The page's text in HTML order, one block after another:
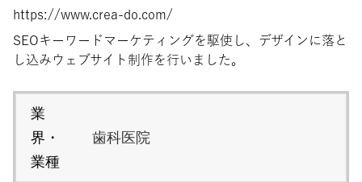
https://www.crea-do.com/
SEOキーワードマーケティングを駆使し、デザインに落と
し込みウェブサイト制作を行いました。
業
界・
業種
歯科医院